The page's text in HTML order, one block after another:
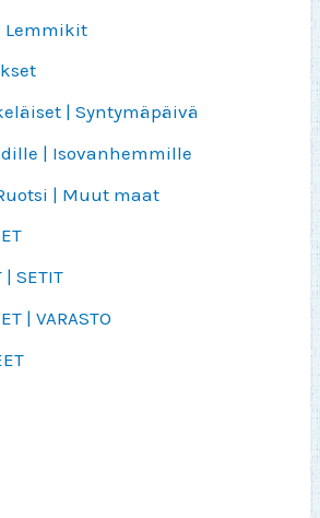
Lemmikit
| Syntymäpäivä
| Isovanhemmille
| Muut maat
| SETIT
| VARASTO